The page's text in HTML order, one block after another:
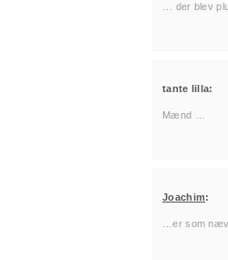
… der blev
tante lilla:
Mænd …
Joachim:
…er som